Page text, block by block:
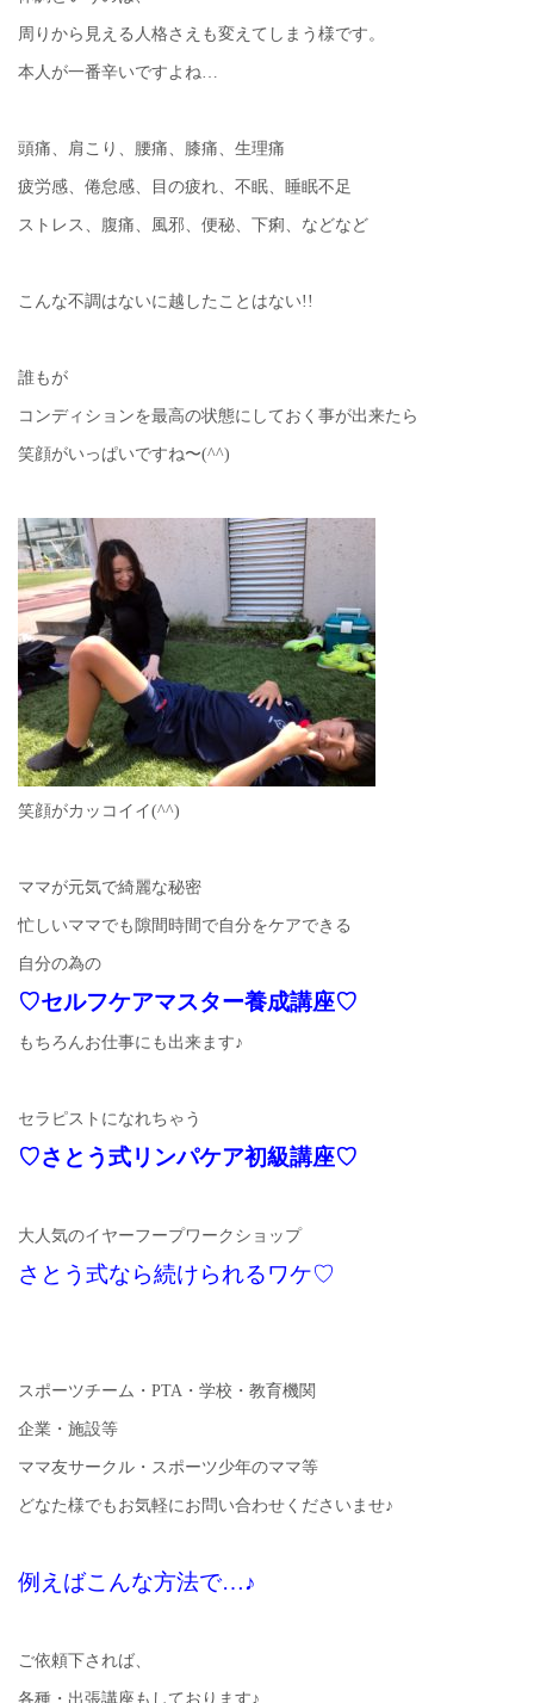
周りから見える人格さえも変えてしまう様です。
本人が一番辛いですよね…
頭痛、肩こり、腰痛、膝痛、生理痛
疲労感、倦怠感、目の疲れ、不眠、睡眠不足
ストレス、腹痛、風邪、便秘、下痢、などなど
こんな不調はないに越したことはない!!
誰もが
コンディションを最高の状態にしておく事が出来たら
笑顔がいっぱいですね〜(^^)
笑顔がカッコイイ(^^)
ママが元気で綺麗な秘密
忙しいママでも隙間時間で自分をケアできる
自分の為の
♡セルフケアマスター養成講座♡
もちろんお仕事にも出来ます♪
セラピストになれちゃう
♡さとう式リンパケア初級講座♡
大人気のイヤーフープワークショップ
さとう式なら続けられるワケ♡
スポーツチーム・PTA・学校・教育機関
企業・施設等
ママ友サークル・スポーツ少年のママ等
どなた様でもお気軽にお問い合わせくださいませ♪
例えばこんな方法で…♪
ご依頼下されば、
各種・出張講座もしております♪